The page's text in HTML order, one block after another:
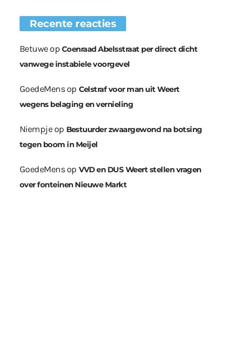
Recente reacties
Betuweop Coenraad Abelsstraat per direct dicht
vanwege instabiele voorgevel
GoedeMensop Celstraf voor man uit Weert
wegens belaging en vernieling
Niempjeop Bestuurder zwaargewond na botsing
tegen boom in Meijel
GoedeMensop VVD en DUS Weert stellen vragen
over fonteinen Nieuwe Markt